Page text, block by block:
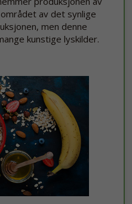
av det synlige
men denne
kunstige lyskilder.